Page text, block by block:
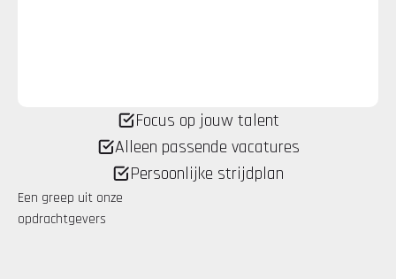
Focus op jouw talent
Alleen passende vacatures
Persoonlijke strijdplan
Een greep uit onze
opdrachtgevers